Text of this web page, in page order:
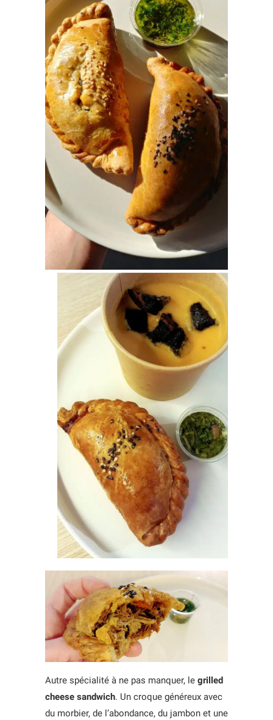
Autre spécialité à ne pas manquer, le grilled
cheese sandwich. Un croque généreux avec
du morbier, de l’abondance, du jambon et une